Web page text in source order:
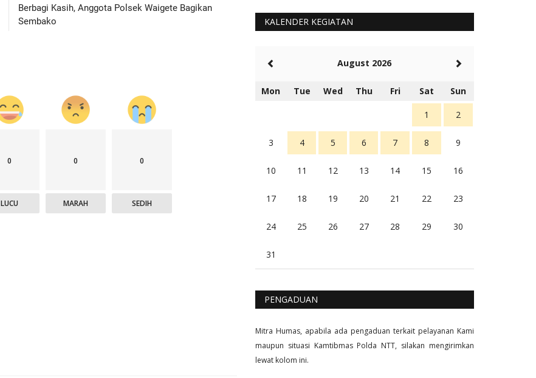
Berbagi Kasih, Anggota Polsek Waigete Bagikan
Sembako
0
LUCU
0
MARAH
0
SEDIH
Sumba Barat Aman, Trmksih Pak Polisi
5 tahun Yang lalu
Rambu (rambu03@gmail.com)
5 tahun Yang lalu
Balas
16
KALENDER KEGIATAN
August 2026
Mon Tue Wed Thu Fri Sat Sun
1 2
3 4 5 6 7 8 9
10 11 12 13 14 15 16
17 18 19 20 21 22 23
24 25 26 27 28 29 30
31
PENGADUAN
Mitra Humas, apabila ada pengaduan terkait pelayanan Kami
maupun situasi Kamtibmas Polda NTT, silakan mengirimkan
lewat kolom ini.